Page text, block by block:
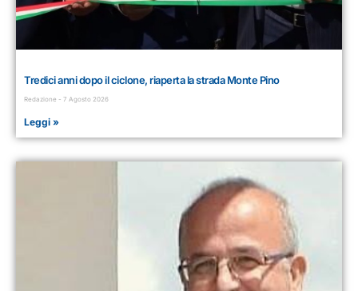
Tredici anni dopo il ciclone, riaperta la strada Monte Pino
Redazione 7 Agosto 2026
Leggi »